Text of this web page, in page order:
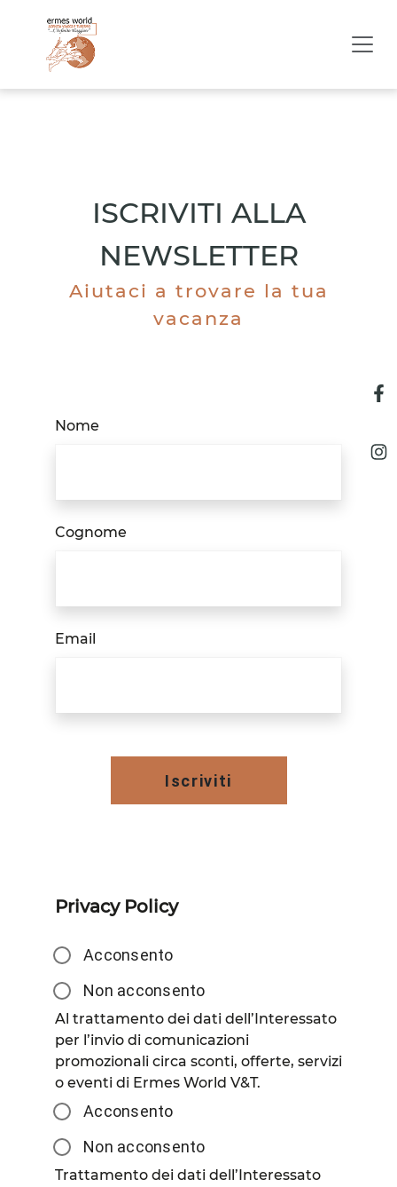
ISCRIVITI ALLA
NEWSLETTER
Aiutaci a trovare la tua
vacanza
Nome
Cognome
Email
Iscriviti
Privacy Policy
Acconsento
Non acconsento
Al trattamento dei dati dell’Interessato
per l’invio di comunicazioni
promozionali circa sconti, offerte, servizi
o eventi di Ermes World V&T.
Acconsento
Non acconsento
Trattamento dei dati dell’Interessato